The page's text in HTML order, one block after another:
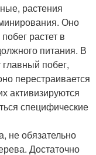
растения
Оно
растет в
питания. В
побег,
перестраивается
активизируются
специфические
не обязательно
Достаточно